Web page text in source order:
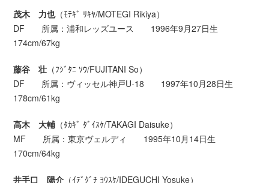
茂木 力也（ﾓﾃｷﾞ ﾘｷﾔ/MOTEGI Rikiya）
DF 所属：浦和レッズユース 1996年9月27日生
174cm/67kg
藤谷 壮 （ﾌｼﾞﾀﾆ ｿｳ/FUJITANI So）
DF 所属：ヴィッセル神戸U-18 1997年10月28日生
178cm/61kg
高木 大輔 （ﾀｶｷﾞ ﾀﾞｲｽｹ/TAKAGI Daisuke）
MF 所属：東京ヴェルディ 1995年10月14日生
170cm/64kg
井手口 陽介 （ｲﾃﾞｸﾞﾁ ﾖｳｽｹ/IDEGUCHI Yosuke）